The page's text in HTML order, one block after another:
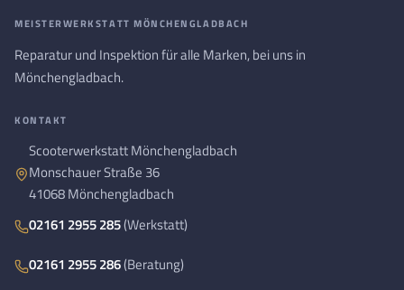
MEISTERWERKSTATT MÖNCHENGLADBACH
Reparatur und Inspektion für alle Marken, bei uns in
Mönchengladbach.
KONTAKT
Scooterwerkstatt Mönchengladbach
Monschauer Straße 36
41068 Mönchengladbach
02161 2955 285(Werkstatt)
02161 2955 286(Beratung)